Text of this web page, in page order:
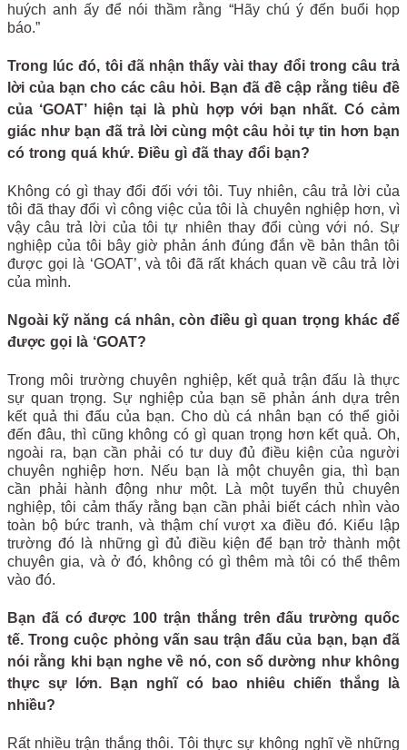
huých anh ấy để nói thầm rằng “Hãy chú ý đến buổi họp
báo.”
Trong lúc đó, tôi đã nhận thấy vài thay đổi trong câu trả
lời của bạn cho các câu hỏi. Bạn đã đề cập rằng tiêu đề
của ‘GOAT’ hiện tại là phù hợp với bạn nhất. Có cảm
giác như bạn đã trả lời cùng một câu hỏi tự tin hơn bạn
có trong quá khứ. Điều gì đã thay đổi bạn?
Không có gì thay đổi đối với tôi. Tuy nhiên, câu trả lời của
tôi đã thay đổi vì công việc của tôi là chuyên nghiệp hơn, vì
vậy câu trả lời của tôi tự nhiên thay đổi cùng với nó. Sự
nghiệp của tôi bây giờ phản ánh đúng đắn về bản thân tôi
được gọi là ‘GOAT’, và tôi đã rất khách quan về câu trả lời
của mình.
Ngoài kỹ năng cá nhân, còn điều gì quan trọng khác để
được gọi là ‘GOAT?
Trong môi trường chuyên nghiệp, kết quả trận đấu là thực
sự quan trọng. Sự nghiệp của bạn sẽ phản ánh dựa trên
kết quả thi đấu của bạn. Cho dù cá nhân bạn có thể giỏi
đến đâu, thì cũng không có gì quan trọng hơn kết quả. Oh,
ngoài ra, bạn cần phải có tư duy đủ điều kiện của người
chuyên nghiệp hơn. Nếu bạn là một chuyên gia, thì bạn
cần phải hành động như một. Là một tuyển thủ chuyên
nghiệp, tôi cảm thấy rằng bạn cần phải biết cách nhìn vào
toàn bộ bức tranh, và thậm chí vượt xa điều đó. Kiểu lập
trường đó là những gì đủ điều kiện để bạn trở thành một
chuyên gia, và ở đó, không có gì thêm mà tôi có thể thêm
vào đó.
Bạn đã có được 100 trận thắng trên đấu trường quốc
tế. Trong cuộc phỏng vấn sau trận đấu của bạn, bạn đã
nói rằng khi bạn nghe về nó, con số dường như không
thực sự lớn. Bạn nghĩ có bao nhiêu chiến thắng là
nhiều?
Rất nhiều trận thắng thôi. Tôi thực sự không nghĩ về những